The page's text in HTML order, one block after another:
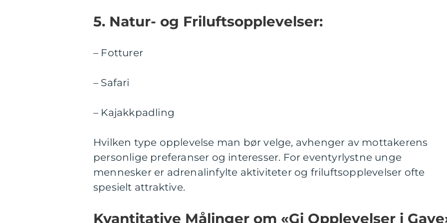
5. Natur- og Friluftsopplevelser:
– Fotturer
– Safari
– Kajakkpadling
Hvilken type opplevelse man bør velge, avhenger av mottakerens
personlige preferanser og interesser. For eventyrlystne unge
mennesker er adrenalinfylte aktiviteter og friluftsopplevelser ofte
spesielt attraktive.
Kvantitative Målinger om «Gi Opplevelser i